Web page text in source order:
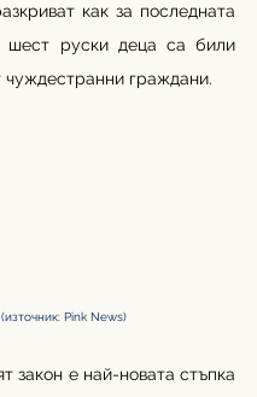
как за последната
шест руски деца са били
чуждестранни граждани.
(източник: Pink News)
закон е най-новата стъпка